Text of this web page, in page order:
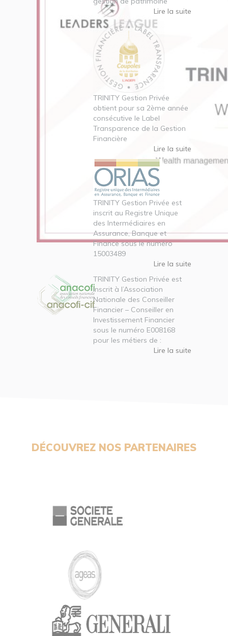
Lire la suite
TRINITY Gestion Privée
obtient pour sa 2ème année
consécutive le Label
Transparence de la Gestion
Financière
Lire la suite
TRINITY Gestion Privée est
inscrit au Registre Unique
des Intermédiaires en
Assurance, Banque et
Finance sous le numéro
15003489
Lire la suite
TRINITY Gestion Privée est
inscrit à l’Association
Nationale des Conseiller
Financier – Conseiller en
Investissement Financier
sous le numéro E008168
pour les métiers de :
Lire la suite
DÉCOUVREZ NOS PARTENAIRES